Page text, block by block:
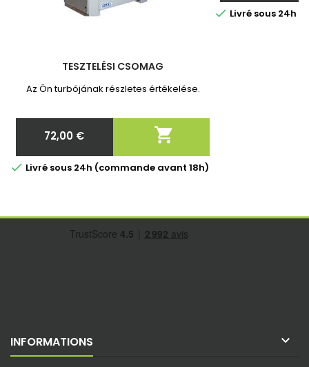
TESZTELÉSI CSOMAG
Az Ön turbójának részletes értékelése.
Ár
72,00 € 
 Livré sous 24h (commande avant 18h)
 Livré sous 24h
INFORMATIONS 